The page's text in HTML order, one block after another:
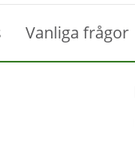
Vanliga frågor